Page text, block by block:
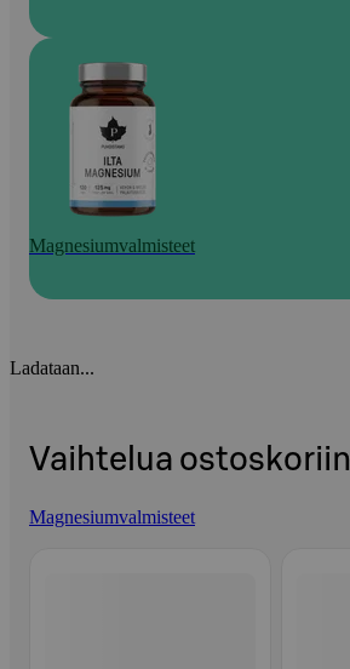
Magnesiumvalmisteet
Ladataan...
Vaihtelua ostoskoriin
Magnesiumvalmisteet